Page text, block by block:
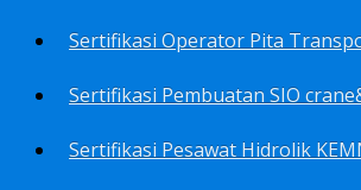
Sertifikasi Pesawat Hidrolik